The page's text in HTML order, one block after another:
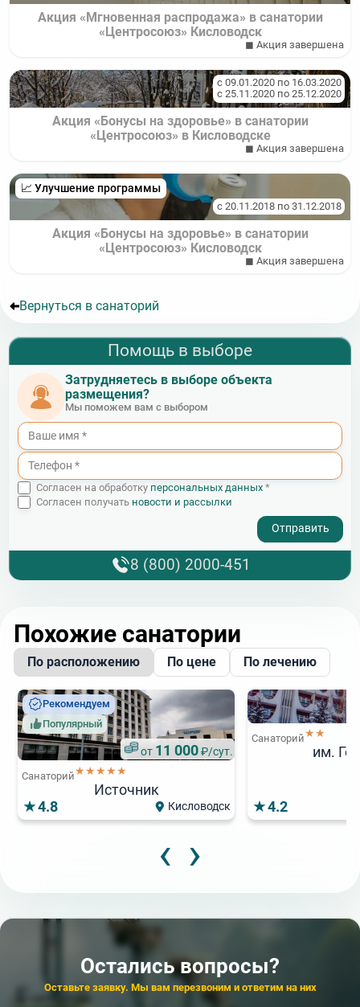
Акция «Мгновенная распродажа» в санатории
«Центросоюз» Кисловодск
◼ Акция завершена
с 09.01.2020 по 16.03.2020
с 25.11.2020 по 25.12.2020
Акция «Бонусы на здоровье» в санатории
«Центросоюз» в Кисловодске
◼ Акция завершена
📈 Улучшение программы
с 20.11.2018 по 31.12.2018
Акция «Бонусы на здоровье» в санатории
«Центросоюз» Кисловодск
◼ Акция завершена
Вернуться в санаторий
Помощь в выборе
Затрудняетесь в выборе объекта
размещения?
Мы поможем вам с выбором
Согласен на обработку персональных данных *
Согласен получать новости и рассылки
8 (800) 2000-451
Похожие санатории
По расположению По цене По лечению
Рекомендуем
Популярный
от 11 000₽/сут.
Санаторий★★★★★
Источник
4.8
Кисловодск
Санаторий★★
им.
4.2
‹ ›
Пятигорский нарзан
4.3 Пятигорск
Санаторий
4.7
Колос Эльбрус
Остались вопросы?
Оставьте заявку. Мы вам перезвоним и ответим на них